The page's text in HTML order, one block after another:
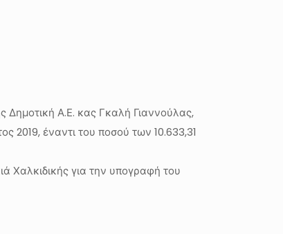
Δημοτική Α.Ε. κας Γκαλή Γιαννούλας,
2019, έναντι του ποσού των 10.633,31
Χαλκιδικής για την υπογραφή του